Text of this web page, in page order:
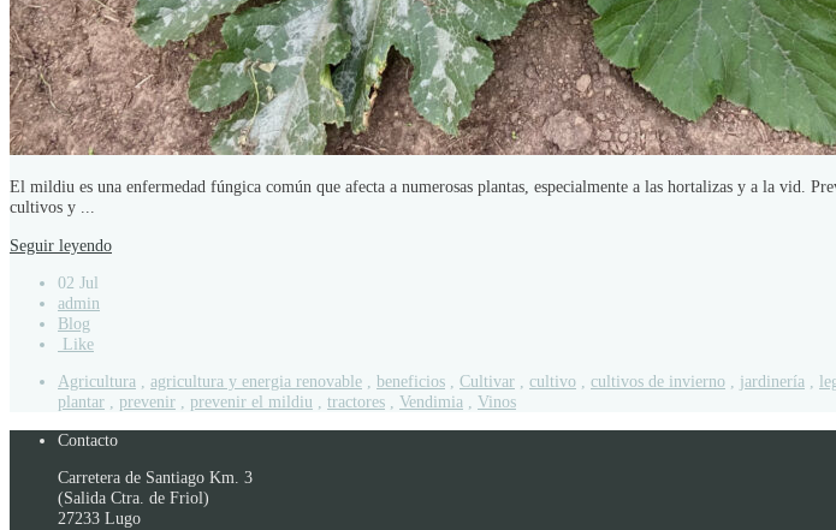
El mildiu es una enfermedad fúngica común que afecta a numerosas plantas, especialmente a las hortalizas y a la vid.
cultivos y ...
Seguir leyendo
02 Jul
admin
Blog
Like
Agricultura , agricultura y energia renovable , beneficios , Cultivar , cultivo , cultivos de invierno , jardinería ,
plantar , prevenir , prevenir el mildiu , tractores , Vendimia , Vinos
Contacto
Carretera de Santiago Km. 3
(Salida Ctra. de Friol)
27233 Lugo